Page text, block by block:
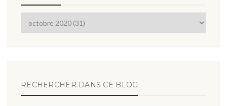
RECHERCHER DANS CE BLOG